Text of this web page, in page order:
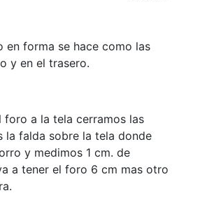
en forma se hace como las
y en el trasero.
foro a la tela cerramos las
la falda sobre la tela donde
y medimos 1 cm. de
a tener el foro 6 cm mas otro